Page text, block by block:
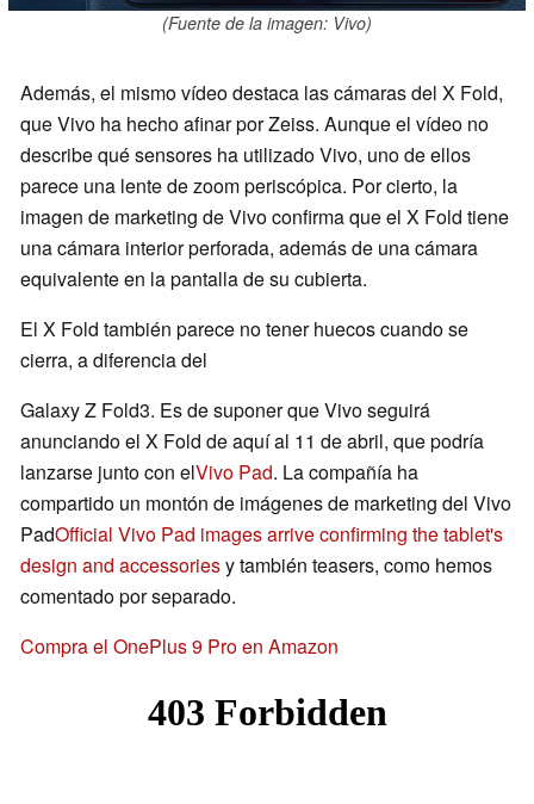
(Fuente de la imagen: Vivo)
Además, el mismo vídeo destaca las cámaras del X Fold,
que Vivo ha hecho afinar por Zeiss. Aunque el vídeo no
describe qué sensores ha utilizado Vivo, uno de ellos
parece una lente de zoom periscópica. Por cierto, la
imagen de marketing de Vivo confirma que el X Fold tiene
una cámara interior perforada, además de una cámara
equivalente en la pantalla de su cubierta.
El X Fold también parece no tener huecos cuando se
cierra, a diferencia del
Galaxy Z Fold3. Es de suponer que Vivo seguirá
anunciando el X Fold de aquí al 11 de abril, que podría
lanzarse junto con elVivo Pad. La compañía ha
compartido un montón de imágenes de marketing del Vivo
PadOfficial Vivo Pad images arrive confirming the tablet's
design and accessoriesy también teasers, como hemos
comentado por separado.
Compra el OnePlus 9 Pro en Amazon